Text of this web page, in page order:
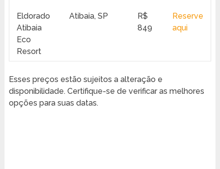
Eldorado
Atibaia
Eco
Resort
Atibaia, SP
R$
849
Reserve
aqui
Esses preços estão sujeitos a alteração e
disponibilidade. Certifique-se de verificar as melhores
opções para suas datas.